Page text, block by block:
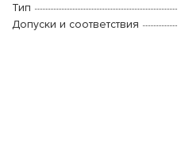
Тип
Допуски и соответствия